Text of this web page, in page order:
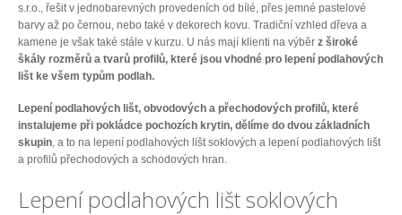
s.r.o., řešit v jednobarevných provedeních od bílé, přes jemné pastelové
barvy až po černou, nebo také v dekorech kovu. Tradiční vzhled dřeva a
kamene je však také stále v kurzu. U nás mají klienti na výběr z široké
škály rozměrů a tvarů profilů, které jsou vhodné pro lepení podlahových
lišt ke všem typům podlah.
Lepení podlahových lišt, obvodových a přechodových profilů, které
instalujeme při pokládce pochozích krytin, dělíme do dvou základních
skupin, a to na lepení podlahových lišt soklových a lepení podlahových lišt
a profilů přechodových a schodových hran.
Lepení podlahových lišt soklových